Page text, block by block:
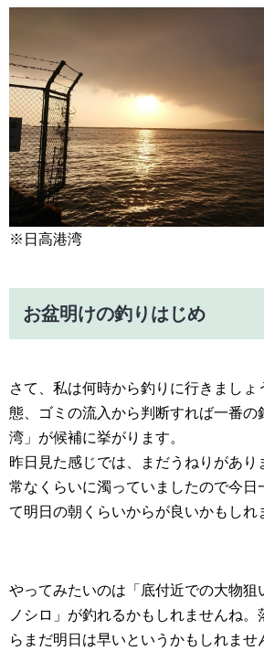
※日高港湾
お盆明けの釣りはじめ
さて、私は何時から釣りに行きましょ
態、ゴミの流入から判断すれば一番の
湾」が候補に挙がります。
昨日見た感じでは、まだうねりがあり
常なくらいに濁っていましたので今日
て明日の朝くらいからが良いかもしれ
やってみたいのは「底付近での大物狙
ノシロ」が釣れるかもしれませんね。
らまだ明日は早いというかもしれませ